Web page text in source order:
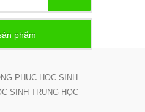
phẩm -
PHỤC HỌC SINH
SINH TRUNG HỌC